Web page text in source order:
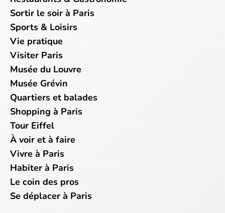
Sortir le soir à Paris
Sports & Loisirs
Vie pratique
Visiter Paris
Musée du Louvre
Musée Grévin
Quartiers et balades
Shopping à Paris
Tour Eiffel
À voir et à faire
Vivre à Paris
Habiter à Paris
Le coin des pros
Se déplacer à Paris